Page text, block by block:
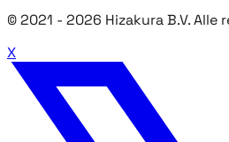
© 2021 - 2026 Hizakura B.V.
X